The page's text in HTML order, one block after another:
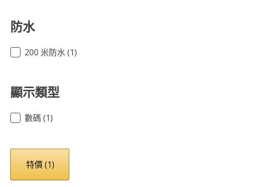
防水
200 米防水(1)
顯示類型
數碼 (1)
特價(1)